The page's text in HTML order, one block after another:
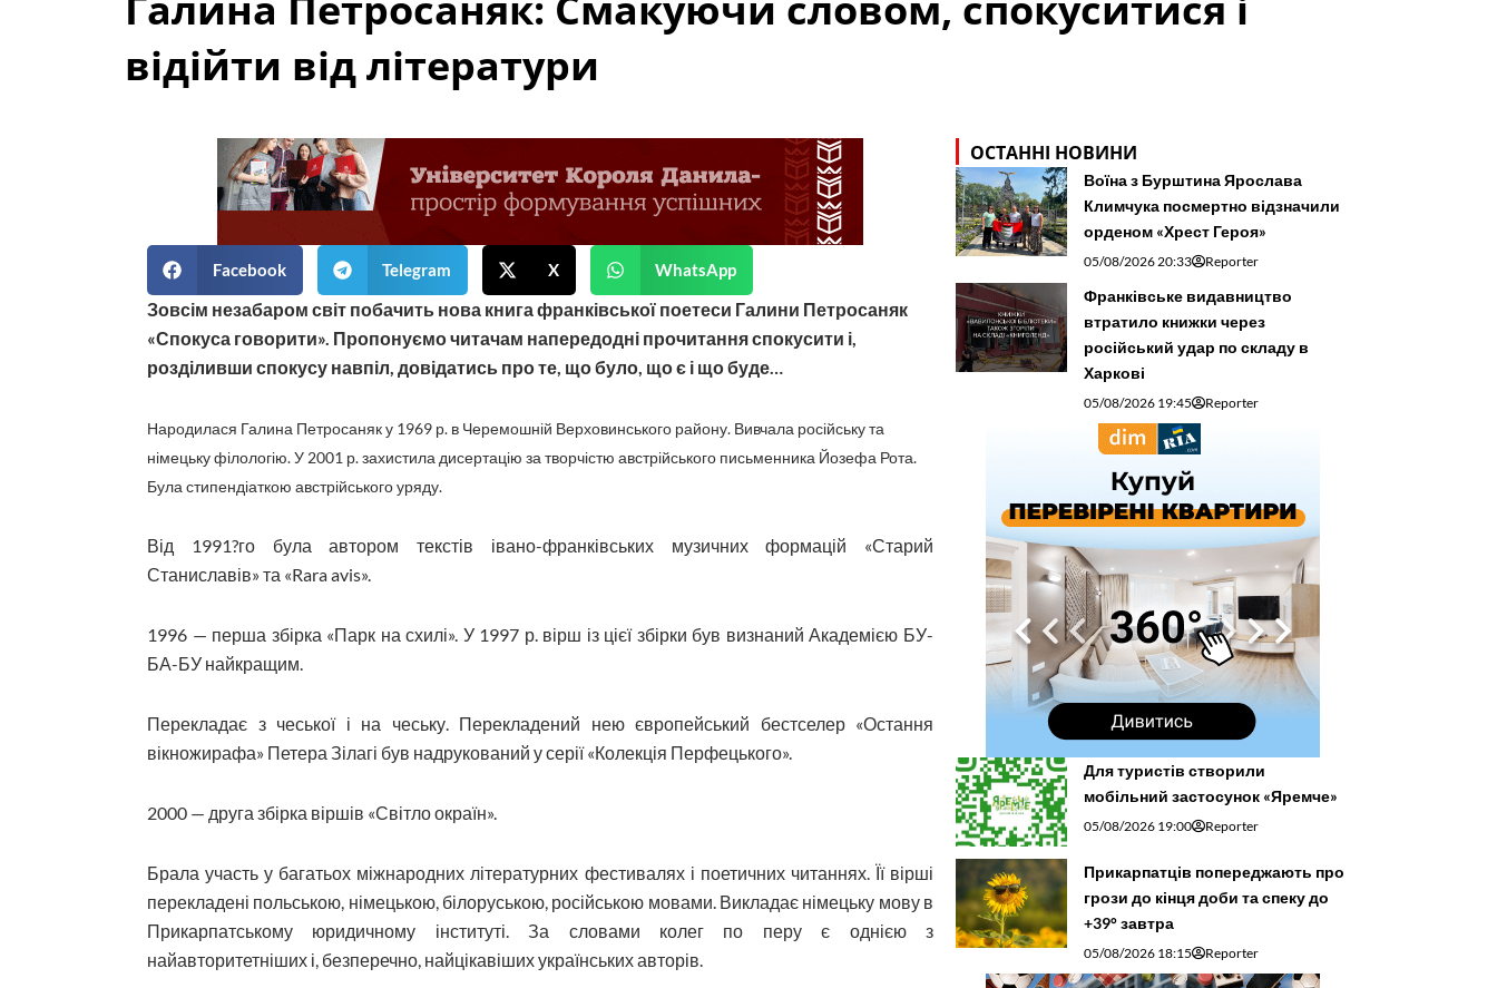
відійти від літератури
Facebook Telegram X WhatsApp
Зовсім незабаром світ побачить нова книга франківської поетеси Галини Петросаняк
«Спокуса говорити». Пропонуємо читачам напередодні прочитання спокусити і,
розділивши спокусу навпіл, довідатись про те, що було, що є і що буде…
Народилася Галина Петросаняк у 1969 р. в Черемошній Верховинського району. Вивчала російську та
німецьку філологію. У 2001 р. захистила дисертацію за творчістю австрійського письменника Йозефа Рота.
Була стипендіаткою австрійського уряду.
Від 1991?го була автором текстів івано-франківських музичних формацій «Старий
Станиславів» та «Rara avis».
1996 — перша збірка «Парк на схилі». У 1997 р. вірш із цієї збірки був визнаний Академією БУ-
БА-БУ найкращим.
Перекладає з чеської і на чеську. Перекладений нею європейський бестселер «Остання
вікножирафа» Петера Зілагі був надрукований у серії «Колекція Перфецького».
2000 — друга збірка віршів «Світло окраїн».
Брала участь у багатьох міжнародних літературних фестивалях і поетичних читаннях. Її вірші
перекладені польською, німецькою, білоруською, російською мовами. Викладає німецьку мову в
Прикарпатському юридичному інституті. За словами колег по перу є однією з
найавторитетніших і, безперечно, найцікавіших українських авторів.
ОСТАННІ НОВИНИ
Воїна з Бурштина Ярослава
Климчука посмертно відзначили
орденом «Хрест Героя»
05/08/2026 20:33 Reporter
Франківське видавництво
втратило книжки через
російський удар по складу в
Харкові
05/08/2026 19:45 Reporter
Для туристів створили
мобільний застосунок «Яремче»
05/08/2026 19:00 Reporter
Прикарпатців попереджають про
грози до кінця доби та спеку до
+39° завтра
05/08/2026 18:15 Reporter